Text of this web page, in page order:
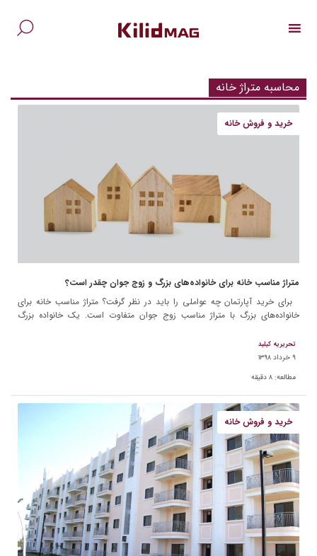
محاسبه متراژ خانه
خرید و فروش خانه
متراژ مناسب خانه‌ برای خانواده‌های بزرگ و زوج جوان چقدر است؟
برای خرید آپارتمان چه عواملی را باید در نظر گرفت؟ متراژ مناسب خانه برای
خانواده‌های بزرگ با متراژ مناسب زوج جوان متفاوت است. یک خانواده بزرگ
تحریریه کیلید
۹ خرداد ۱۳۹۸
مطالعه: ۸ دقیقه
خرید و فروش خانه